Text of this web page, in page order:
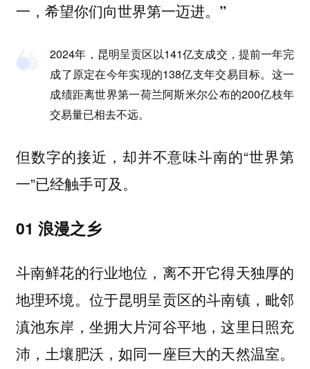
一，希望你们向世界第一迈进。”
2024年，昆明呈贡区以141亿支成交，提前一年完
成了原定在今年实现的138亿支年交易目标。这一
成绩距离世界第一荷兰阿斯米尔公布的200亿枝年
交易量已相去不远。
但数字的接近，却并不意味斗南的“世界第
一”已经触手可及。
01 浪漫之乡
斗南鲜花的行业地位，离不开它得天独厚的
地理环境。位于昆明呈贡区的斗南镇，毗邻
滇池东岸，坐拥大片河谷平地，这里日照充
沛，土壤肥沃，如同一座巨大的天然温室。